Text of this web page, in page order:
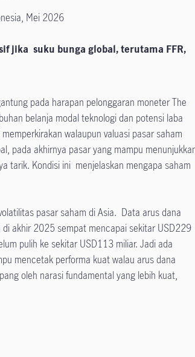
Mei 2026
jika suku bunga global, terutama FFR,
pada harapan pelonggaran moneter The
belanja modal teknologi dan potensi laba
walaupun valuasi pasar saham
pada akhirnya pasar yang mampu
tarik. Kondisi ini menjelaskan mengapa saham
pasar saham di Asia. Data arus dana
akhir 2025 sempat mencapai sekitar USD229
pulih ke sekitar USD113 miliar. Jadi ada
mencetak performa kuat walau arus dana
oleh narasi fundamental yang lebih kuat,